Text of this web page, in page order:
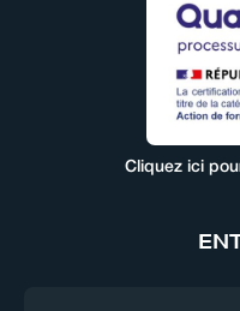
Cliquez ici